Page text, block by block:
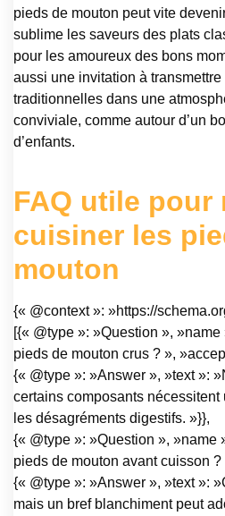
pieds de mouton peut vite
sublime les saveurs des plats
pour les amoureux des bons
aussi une invitation à
traditionnelles dans une
conviviale, comme autour d’un
d’enfants.
FAQ utile pour
cuisiner les
mouton
{« @context »: »https://
[{« @type »: »Question »,
pieds de mouton crus ? »,
{« @type »: »Answer », »text »:
certains composants
les désagréments digestifs. »}},
{« @type »: »Question », »name
pieds de mouton avant cuisson
{« @type »: »Answer », »text »:
mais un bref blanchiment peut